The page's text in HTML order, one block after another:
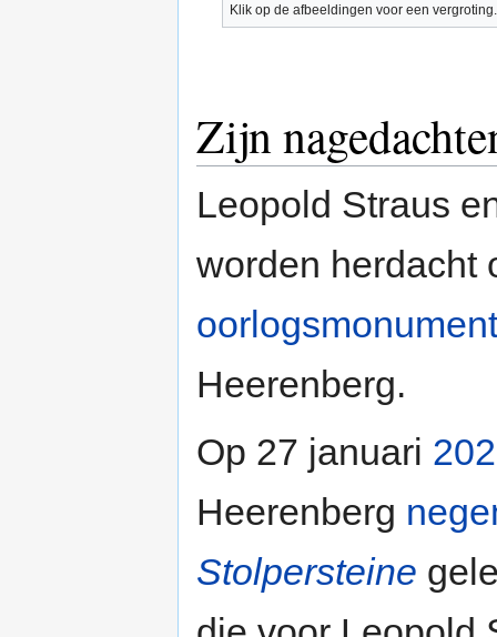
Klik op de afbeeldingen voor een vergroting.
Zijn
Leopold Straus
worden herdacht
oorlogsmonument
Heerenberg.
Op 27 januari
Heerenberg
Stolpersteine